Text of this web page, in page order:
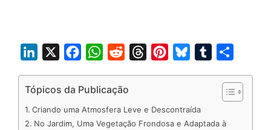
n
e
c
b
W
a
s
d
i
a
e
s
l
a
r
Tópicos da Publicação
Criando uma Atmosfera Leve e Descontraída
No Jardim, Uma Vegetação Frondosa e Adaptada à